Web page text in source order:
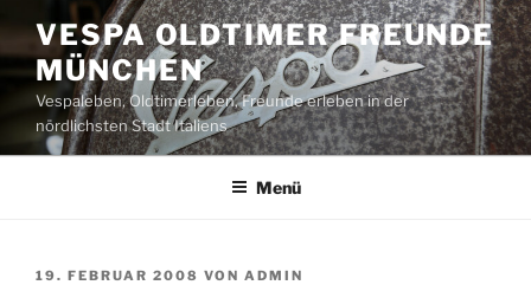
Inhalt
springen
VESPA OLDTIMER FREUNDE
MÜNCHEN
Vespaleben, Oldtimerleben, Freunde erleben in der
nördlichsten Stadt Italiens
Menü
VERÖFFENTLICHT
19. FEBRUAR 2008 VON ADMIN